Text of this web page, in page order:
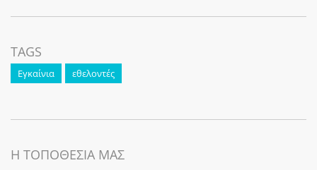
TAGS
Εγκαίνια εθελοντές
Η ΤΟΠΟΘΕΣΙΑ ΜΑΣ